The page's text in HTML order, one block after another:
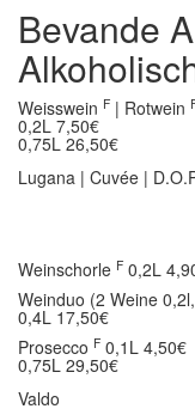
Bevande
Weisswein F | Rotwein
0,2L 7,50€
0,75L 26,50€
Lugana | Cuvée |
Weinschorle F 0,2L
Weinduo (2 Weine
0,4L 17,50€
Prosecco F 0,1L 4,50€
0,75L 29,50€
Valdo